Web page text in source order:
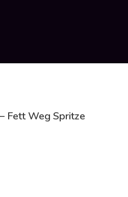
Fett Weg Spritze